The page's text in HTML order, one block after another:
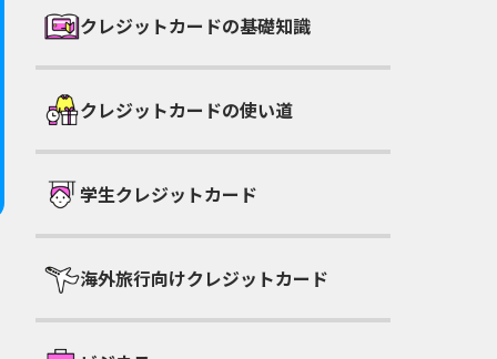
クレジットカードの基礎知識
クレジットカードの使い道
学生クレジットカード
海外旅行向けクレジットカード